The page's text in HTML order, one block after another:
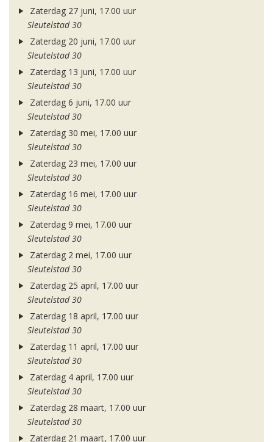
Zaterdag 27 juni, 17.00 uur
Sleutelstad 30
Zaterdag 20 juni, 17.00 uur
Sleutelstad 30
Zaterdag 13 juni, 17.00 uur
Sleutelstad 30
Zaterdag 6 juni, 17.00 uur
Sleutelstad 30
Zaterdag 30 mei, 17.00 uur
Sleutelstad 30
Zaterdag 23 mei, 17.00 uur
Sleutelstad 30
Zaterdag 16 mei, 17.00 uur
Sleutelstad 30
Zaterdag 9 mei, 17.00 uur
Sleutelstad 30
Zaterdag 2 mei, 17.00 uur
Sleutelstad 30
Zaterdag 25 april, 17.00 uur
Sleutelstad 30
Zaterdag 18 april, 17.00 uur
Sleutelstad 30
Zaterdag 11 april, 17.00 uur
Sleutelstad 30
Zaterdag 4 april, 17.00 uur
Sleutelstad 30
Zaterdag 28 maart, 17.00 uur
Sleutelstad 30
Zaterdag 21 maart, 17.00 uur